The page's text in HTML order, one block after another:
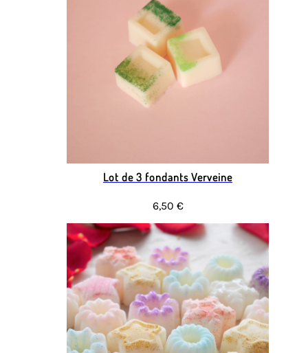
Lot de 3 fondants Verveine
6,50 €